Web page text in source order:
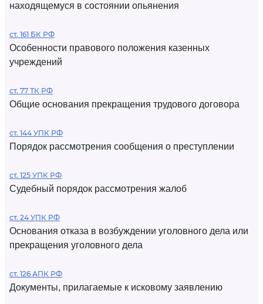
находящемуся в состоянии опьянения
ст. 161 БК РФ
Особенности правового положения казенных
учреждений
ст. 77 ТК РФ
Общие основания прекращения трудового договора
ст. 144 УПК РФ
Порядок рассмотрения сообщения о преступлении
ст. 125 УПК РФ
Судебный порядок рассмотрения жалоб
ст. 24 УПК РФ
Основания отказа в возбуждении уголовного дела или
прекращения уголовного дела
ст. 126 АПК РФ
Документы, прилагаемые к исковому заявлению